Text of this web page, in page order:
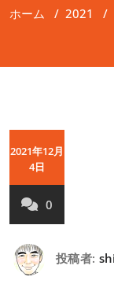
ホーム / 2021 /
2021年12月
4日
0
投稿者: